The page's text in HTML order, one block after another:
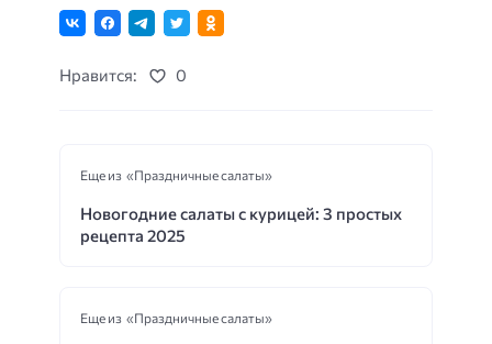
Нравится: 0
Еще из «Праздничные салаты»
Новогодние салаты с курицей: 3 простых
рецепта 2025
Еще из «Праздничные салаты»